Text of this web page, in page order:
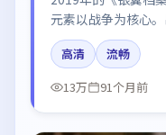
元素以战争为核心
宇、迪丽热巴、梁
结尾留白引发讨论。
高清
流畅
13万
91个月前